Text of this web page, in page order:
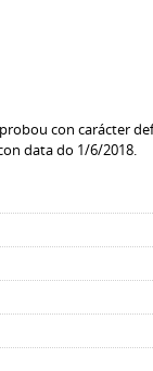
con carácter
data do 1/6/2018.